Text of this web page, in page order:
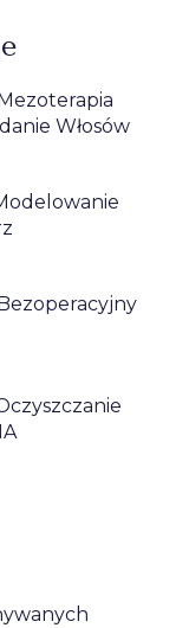
Włosów